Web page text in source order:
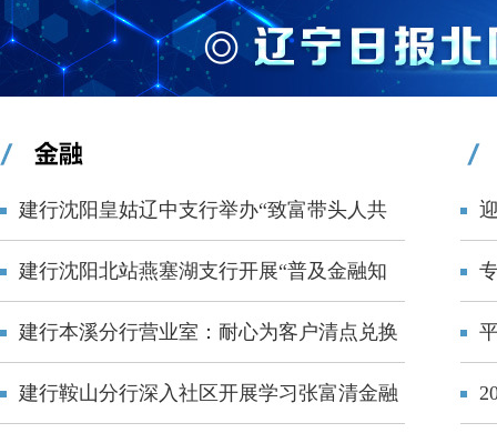
建行沈阳皇姑辽中支行举办“致富带头人共
建行沈阳北站燕塞湖支行开展“普及金融知
建行本溪分行营业室：耐心为客户清点兑换
建行鞍山分行深入社区开展学习张富清金融